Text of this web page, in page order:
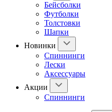
Бейсболки
Футболки
Толстовки
Шапки
Новинки
Спиннинги
Лески
Аксессуары
Акции
Спиннинги